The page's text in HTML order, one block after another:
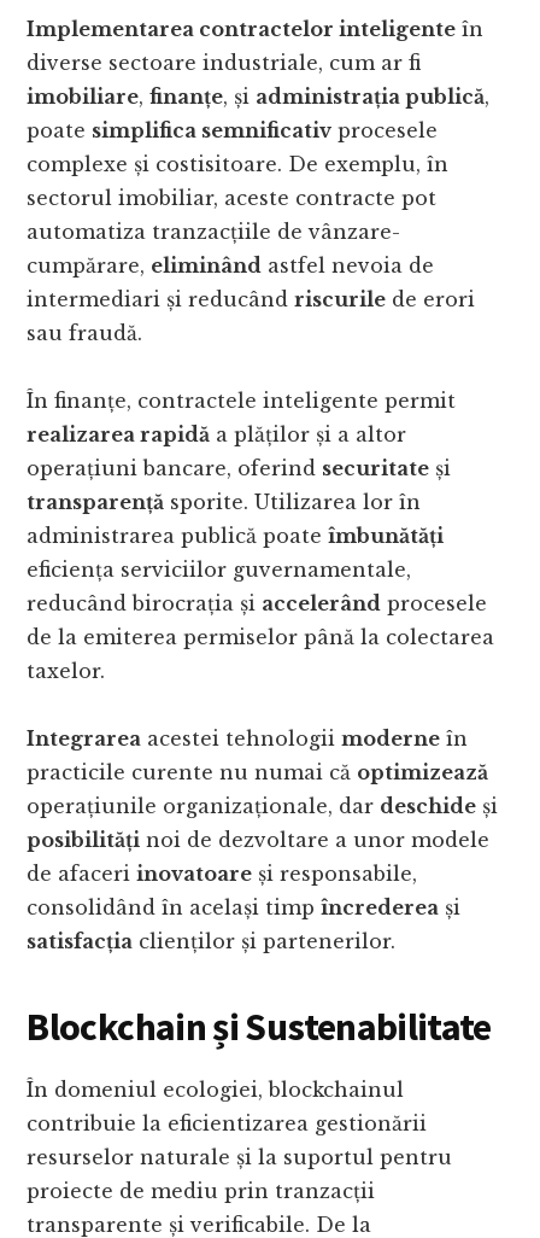
Implementarea contractelor inteligente în
diverse sectoare industriale, cum ar fi
imobiliare,finanțe, și administrația publică,
poate simplifica semnificativ procesele
complexe și costisitoare. De exemplu, în
sectorul imobiliar, aceste contracte pot
automatiza tranzacțiile de vânzare-
cumpărare, eliminând astfel nevoia de
intermediari și reducândriscurile de erori
sau fraudă.
În finanțe, contractele inteligente permit
realizarea rapidă a plăților și a altor
operațiuni bancare, oferind securitate și
transparență sporite. Utilizarea lor în
administrarea publică poateîmbunătăți
eficiența serviciilor guvernamentale,
reducând birocrația și accelerând procesele
de la emiterea permiselor până la colectarea
taxelor.
Integrarea acestei tehnologiimoderne în
practicile curente nu numai că optimizează
operațiunile organizaționale, dar deschide și
posibilități noi de dezvoltare a unor modele
de afaceriinovatoare și responsabile,
consolidând în același timpîncrederea și
satisfacția clienților și partenerilor.
Blockchain și Sustenabilitate
În domeniul ecologiei, blockchainul
contribuie la eficientizarea gestionării
resurselor naturale și la suportul pentru
proiecte de mediu prin tranzacții
transparente și verificabile. De la